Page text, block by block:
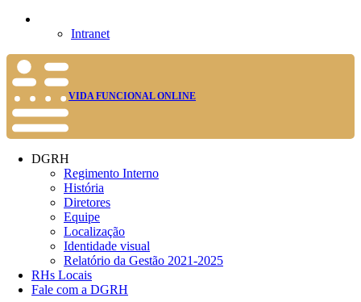
Intranet
VIDA FUNCIONAL ONLINE
DGRH
Regimento Interno
História
Diretores
Equipe
Localização
Identidade visual
Relatório da Gestão 2021-2025
RHs Locais
Fale com a DGRH